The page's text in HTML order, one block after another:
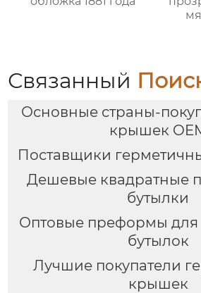
Связанный
Основные страны-
крышек
Поставщики
Дешевые квадратные
бутылки
Оптовые преформы для
бутылок
Лучшие покупатели
крышек